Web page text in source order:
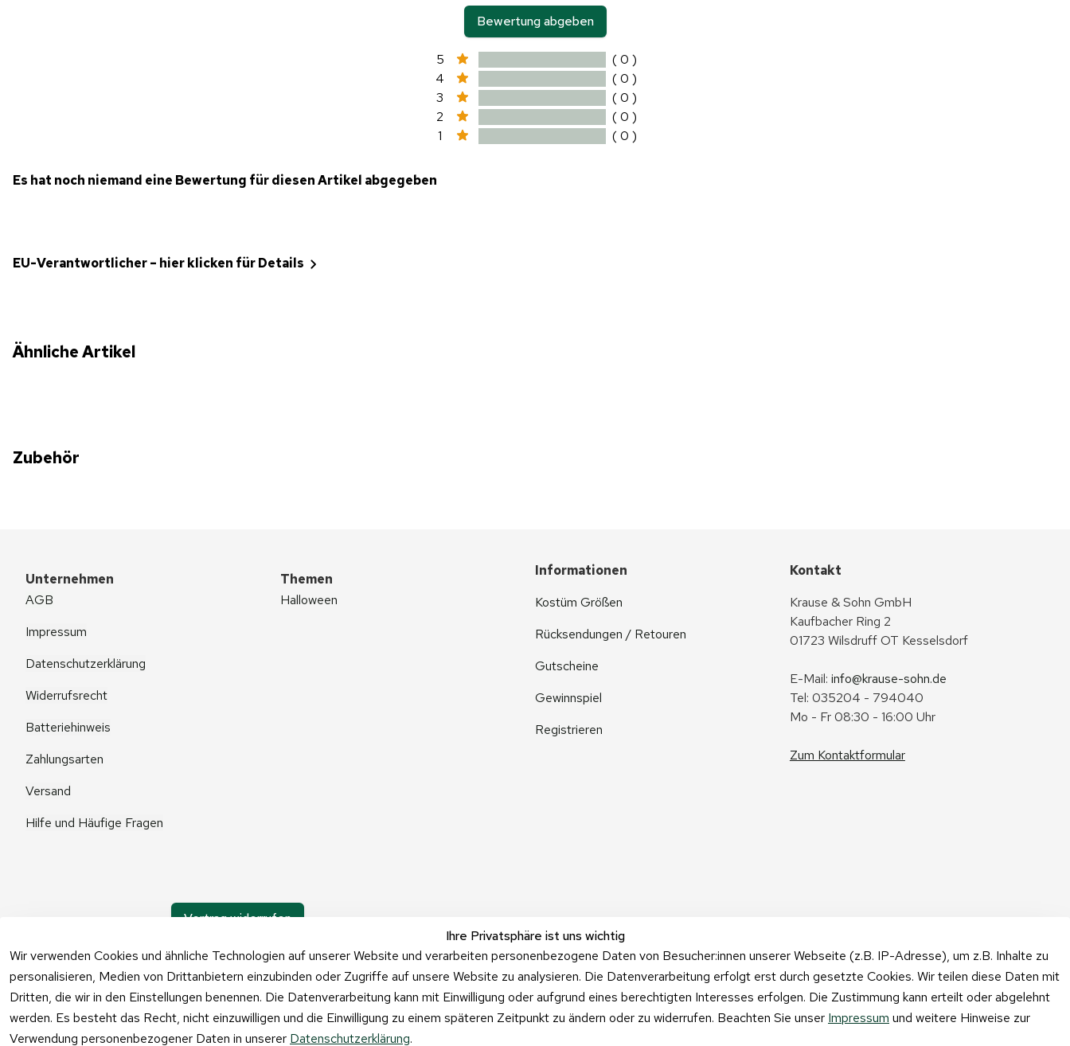
Bewertung abgeben
5
( 0 )
4
( 0 )
3
( 0 )
2
( 0 )
1
( 0 )
Es hat noch niemand eine Bewertung für diesen Artikel abgegeben
EU-Verantwortlicher – hier klicken für Details
Ähnliche Artikel
Zubehör
Ihre Privatsphäre ist uns wichtig
Wir verwenden Cookies und ähnliche Technologien auf unserer Website und verarbeiten personenbezogene Daten von Besucher:innen unserer Webseite (z.B. IP-Adresse), um z.B. Inhalte zu
personalisieren, Medien von Drittanbietern einzubinden oder Zugriffe auf unsere Website zu analysieren. Die Datenverarbeitung erfolgt erst durch gesetzte Cookies. Wir teilen diese Daten mit
Dritten, die wir in den Einstellungen benennen. Die Datenverarbeitung kann mit Einwilligung oder aufgrund eines berechtigten Interesses erfolgen. Die Zustimmung kann erteilt oder abgelehnt
werden. Es besteht das Recht, nicht einzuwilligen und die Einwilligung zu einem späteren Zeitpunkt zu ändern oder zu widerrufen. Beachten Sie unser Impressum und weitere Hinweise zur
Verwendung personenbezogener Daten in unserer Datenschutzerklärung.
Unternehmen
AGB
Impressum
Datenschutzerklärung
Widerrufsrecht
Batteriehinweis
Zahlungsarten
Versand
Hilfe und Häufige Fragen
Themen
Halloween
Informationen
Kostüm Größen
Rücksendungen / Retouren
Gutscheine
Gewinnspiel
Registrieren
Kontakt
Krause & Sohn GmbH
Kaufbacher Ring 2
01723 Wilsdruff OT Kesselsdorf
E-Mail: info@krause-sohn.de
Tel: 035204 - 794040
Mo - Fr 08:30 - 16:00 Uhr
Zum Kontaktformular
Vertrag widerrufen